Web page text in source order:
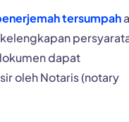
tersumpah
dapat
oleh Notaris (notary